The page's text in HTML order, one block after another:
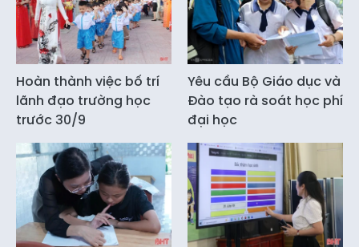
Hoàn thành việc bố trí
lãnh đạo trường học
trước 30/9
Yêu cầu Bộ Giáo dục và
Đào tạo rà soát học phí
đại học